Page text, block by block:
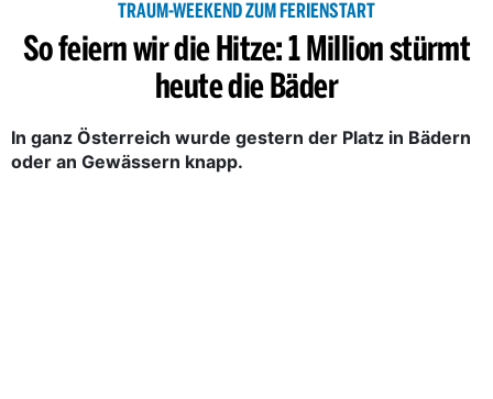
TRAUM-WEEKEND ZUM FERIENSTART
So feiern wir die Hitze: 1 Million stürmt
heute die Bäder
In ganz Österreich wurde gestern der Platz in Bädern
oder an Gewässern knapp.